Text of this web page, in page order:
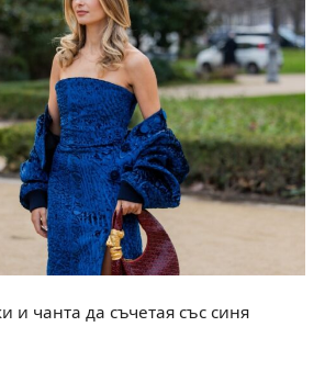
и чанта да съчетая със синя